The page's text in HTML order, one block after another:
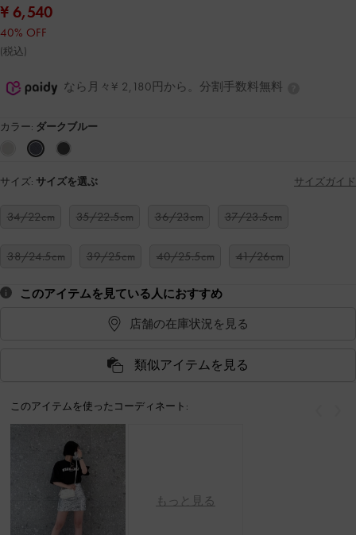
¥ 6,540
40% OFF
(税込)
なら月々¥ 2,180円から。分割手数料無料
カラー: ダークブルー
サイズ: サイズを選ぶ サイズガイド
34/22cm 35/22.5cm 36/23cm 37/23.5cm
38/24.5cm 39/25cm 40/25.5cm 41/26cm
このアイテムを見ている人におすすめ
店舗の在庫状況を見る
類似アイテムを見る
このアイテムを使ったコーディネート:
もっと見る